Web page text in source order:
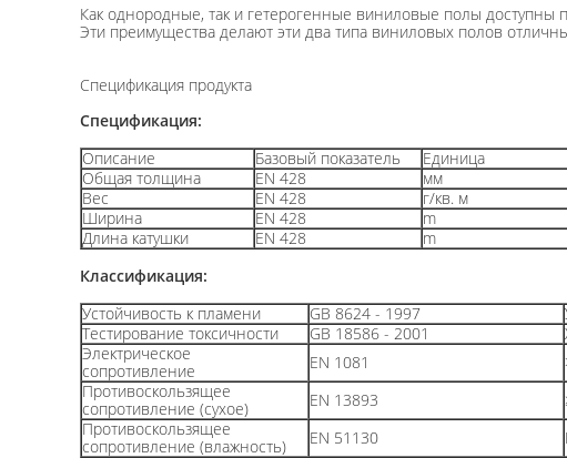
Как однородные, так и гетерогенные виниловые полы доступны
Эти преимущества делают эти два типа виниловых полов
Спецификация продукта
Спецификация:
Описание
Базовый показатель Единица
Общая толщина
EN 428 мм
Вес
EN 428 г/кв. м
Ширина
EN 428 m
Длина катушки
EN 428 m
Классификация:
Устойчивость к пламени
GB 8624 - 1997
Тестирование токсичности
GB 18586 - 2001
Электрическое
сопротивление
EN 1081
Противоскользящее
сопротивление (сухое)
EN 13893
Противоскользящее
сопротивление (влажность)
EN 51130